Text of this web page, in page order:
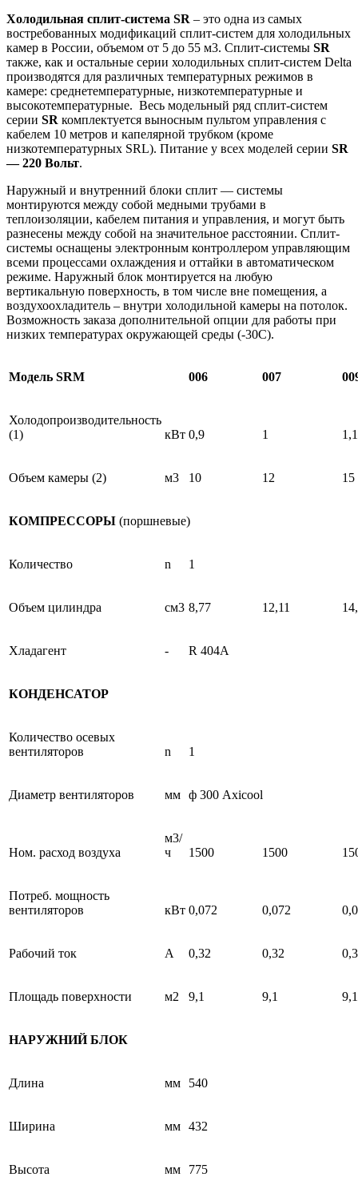
Холодильная сплит-система SR – это одна из самых
востребованных модификаций сплит-систем для холодильных
камер в России, объемом от 5 до 55 м3. Сплит-системы SR
также, как и остальные серии холодильных сплит-систем Delta
производятся для различных температурных режимов в
камере: среднетемпературные, низкотемпературные и
высокотемпературные. Весь модельный ряд сплит-систем
серии SR комплектуется выносным пультом управления с
кабелем 10 метров и капелярной трубком (кроме
низкотемпературных SRL). Питание у всех моделей серии SR
— 220 Вольт.
Наружный и внутренний блоки сплит — системы
монтируются между собой медными трубами в
теплоизоляции, кабелем питания и управления, и могут быть
разнесены между собой на значительное расстоянии. Сплит-
системы оснащены электронным контроллером управляющим
всеми процессами охлаждения и оттайки в автоматическом
режиме. Наружный блок монтируется на любую
вертикальную поверхность, в том числе вне помещения, а
воздухоохладитель – внутри холодильной камеры на потолок.
Возможность заказа дополнительной опции для работы при
низких температурах окружающей среды (-30С).
Модель SRM 006 007
Холодопроизводительность
(1)
кВт 0,9 1 1,1
Объем камеры (2) м3 10 12 15
КОМПРЕССОРЫ (поршневые)
Количество n 1
Объем цилиндра см3 8,77 12,11
Хладагент - R 404A
КОНДЕНСАТОР
Количество осевых
вентиляторов
n 1
Диаметр вентиляторов мм ф 300 Axicool
Ном. расход воздуха
м3/
ч
1500 1500
Потреб. мощность
вентиляторов
кВт 0,072 0,072
Рабочий ток А 0,32 0,32
Площадь поверхности м2 9,1 9,1 9,1
НАРУЖНИЙ БЛОК
Длина мм 540
Ширина мм 432
Высота мм 775